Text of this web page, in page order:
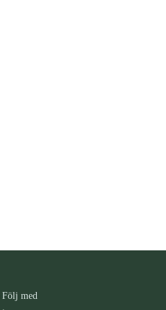
Följ med